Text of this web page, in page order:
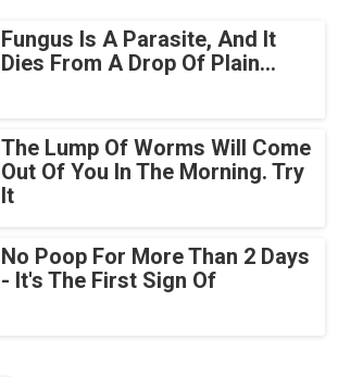
Fungus Is A Parasite, And It
Dies From A Drop Of Plain...
The Lump Of Worms Will Come
Out Of You In The Morning. Try
It
No Poop For More Than 2 Days
- It's The First Sign Of